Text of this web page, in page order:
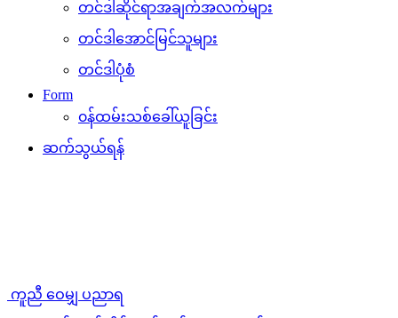
တင်ဒါဆိုင်ရာအချက်အလက်များ
တင်ဒါအောင်မြင်သူများ
တင်ဒါပုံစံ
Form
၀န်ထမ်းသစ်ခေါ်ယူခြင်း
ဆက်သွယ်ရန်
ကူညီ ဝေမျှ ပညာရ